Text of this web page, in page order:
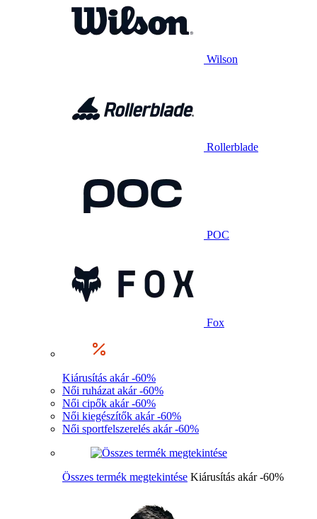
Wilson
Rollerblade
POC
Fox
Kiárusítás akár -60%
Női ruházat akár -60%
Női cipők akár -60%
Női kiegészítők akár -60%
Női sportfelszerelés akár -60%
Összes termék megtekintése Kiárusítás akár -60%